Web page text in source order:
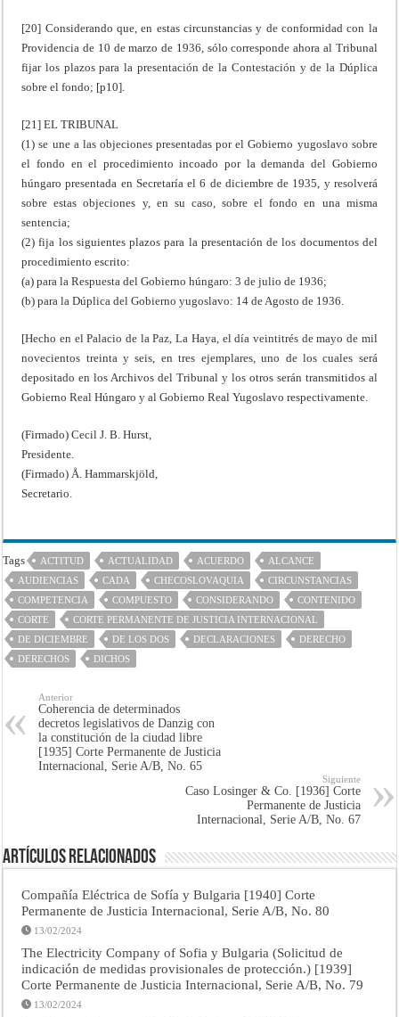
[20] Considerando que, en estas circunstancias y de conformidad con la
Providencia de 10 de marzo de 1936, sólo corresponde ahora al Tribunal
fijar los plazos para la presentación de la Contestación y de la Dúplica
sobre el fondo; [p10].
[21] EL TRIBUNAL
(1) se une a las objeciones presentadas por el Gobierno yugoslavo sobre
el fondo en el procedimiento incoado por la demanda del Gobierno
húngaro presentada en Secretaría el 6 de diciembre de 1935, y resolverá
sobre estas objeciones y, en su caso, sobre el fondo en una misma
sentencia;
(2) fija los siguientes plazos para la presentación de los documentos del
procedimiento escrito:
(a) para la Respuesta del Gobierno húngaro: 3 de julio de 1936;
(b) para la Dúplica del Gobierno yugoslavo: 14 de Agosto de 1936.
[Hecho en el Palacio de la Paz, La Haya, el día veintitrés de mayo de mil
novecientos treinta y seis, en tres ejemplares, uno de los cuales será
depositado en los Archivos del Tribunal y los otros serán transmitidos al
Gobierno Real Húngaro y al Gobierno Real Yugoslavo respectivamente.
(Firmado) Cecil J. B. Hurst,
Presidente.
(Firmado) Å. Hammarskjöld,
Secretario.
Tags ACTITUD ACTUALIDAD ACUERDO
ALCANCE
AUDIENCIAS
CADA CHECOSLOVAQUIA
CIRCUNSTANCIAS
COMPETENCIA
COMPUESTO CONSIDERANDO
CONTENIDO
CORTE
CORTE PERMANENTE DE JUSTICIA INTERNACIONAL
DE DICIEMBRE
DE LOS DOS DECLARACIONES
DERECHO
DERECHOS
DICHOS
Anterior
Coherencia de determinados
decretos legislativos de Danzig con
la constitución de la ciudad libre
[1935] Corte Permanente de Justicia
Internacional, Serie A/B, No. 65
Siguiente
Caso Losinger & Co. [1936] Corte
Permanente de Justicia
Internacional, Serie A/B, No. 67
Artículos Relacionados
Compañía Eléctrica de Sofía y Bulgaria [1940] Corte
Permanente de Justicia Internacional, Serie A/B, No. 80
13/02/2024
The Electricity Company of Sofia y Bulgaria (Solicitud de
indicación de medidas provisionales de protección.) [1939]
Corte Permanente de Justicia Internacional, Serie A/B, No. 79
13/02/2024